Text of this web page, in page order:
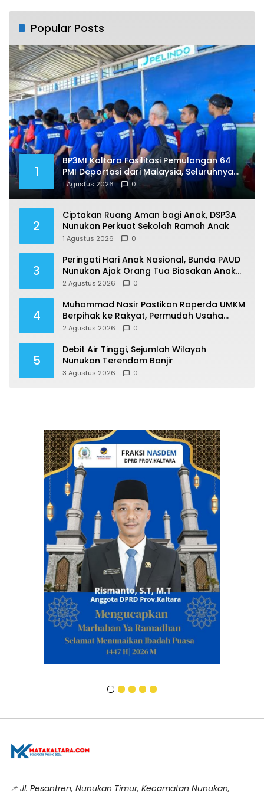
Popular Posts
1
BP3MI Kaltara Fasilitasi Pemulangan 64
PMI Deportasi dari Malaysia, Seluruhnya
Jalani Pendataan di Nunukan
1 Agustus 2026 0
2
Ciptakan Ruang Aman bagi Anak, DSP3A
Nunukan Perkuat Sekolah Ramah Anak
1 Agustus 2026 0
3
Peringati Hari Anak Nasional, Bunda PAUD
Nunukan Ajak Orang Tua Biasakan Anak
Gemar Berolahraga
2 Agustus 2026 0
4
Muhammad Nasir Pastikan Raperda UMKM
Berpihak ke Rakyat, Permudah Usaha
hingga Perluas Pasar
2 Agustus 2026 0
5
Debit Air Tinggi, Sejumlah Wilayah
Nunukan Terendam Banjir
3 Agustus 2026 0
📌 Jl. Pesantren, Nunukan Timur, Kecamatan Nunukan,